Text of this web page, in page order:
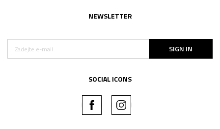
NEWSLETTER
SIGN IN
SOCIAL ICONS